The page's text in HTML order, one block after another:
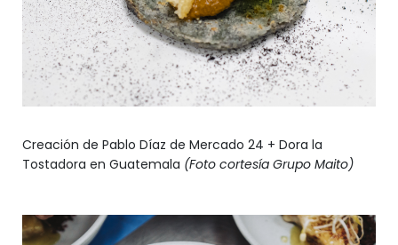
Creación de Pablo Díaz de Mercado 24 + Dora la
Tostadora en Guatemala (Foto cortesía Grupo Maito)